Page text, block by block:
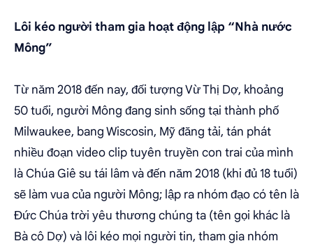
Lôi kéo người tham gia hoạt động lập “Nhà nước
Mông”
Từ năm 2018 đến nay, đối tượng Vừ Thị Dợ, khoảng
50 tuổi, người Mông đang sinh sống tại thành phố
Milwaukee, bang Wiscosin, Mỹ đăng tải, tán phát
nhiều đoạn video clip tuyên truyền con trai của mình
là Chúa Giê su tái lâm và đến năm 2018 (khi đủ 18 tuổi)
sẽ làm vua của người Mông; lập ra nhóm đạo có tên là
Đức Chúa trời yêu thương chúng ta (tên gọi khác là
Bà cô Dợ) và lôi kéo mọi người tin, tham gia nhóm